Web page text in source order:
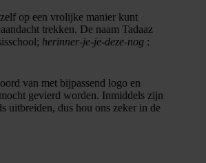
op een vrolijke manier kunt
trekken. De naam Tadaaz
herinner-je-je-deze-nog :
van met bijpassend logo en
gevierd worden. Inmiddels zijn
uitbreiden, dus hou ons zeker in de